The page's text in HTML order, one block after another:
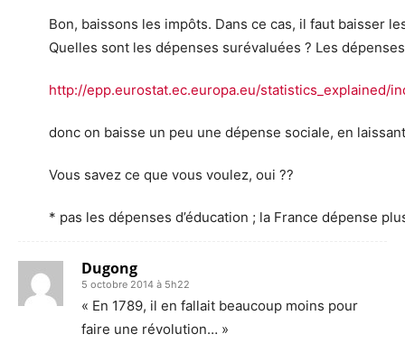
Bon, baissons les impôts. Dans ce cas, il faut baisser
Quelles sont les dépenses surévaluées ? Les
http://epp.eurostat.ec.europa.eu/statistics_explained/
donc on baisse un peu une dépense sociale, en
Vous savez ce que vous voulez, oui ??
* pas les dépenses d’éducation ; la France dépense
Dugong
5 octobre 2014 à 5h22
« En 1789, il en fallait beaucoup moins pour
faire une révolution… »